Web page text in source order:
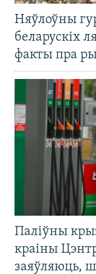
Няўлоўны
беларускіх
факты пра
Паліўны
краіны
заяўляюць,